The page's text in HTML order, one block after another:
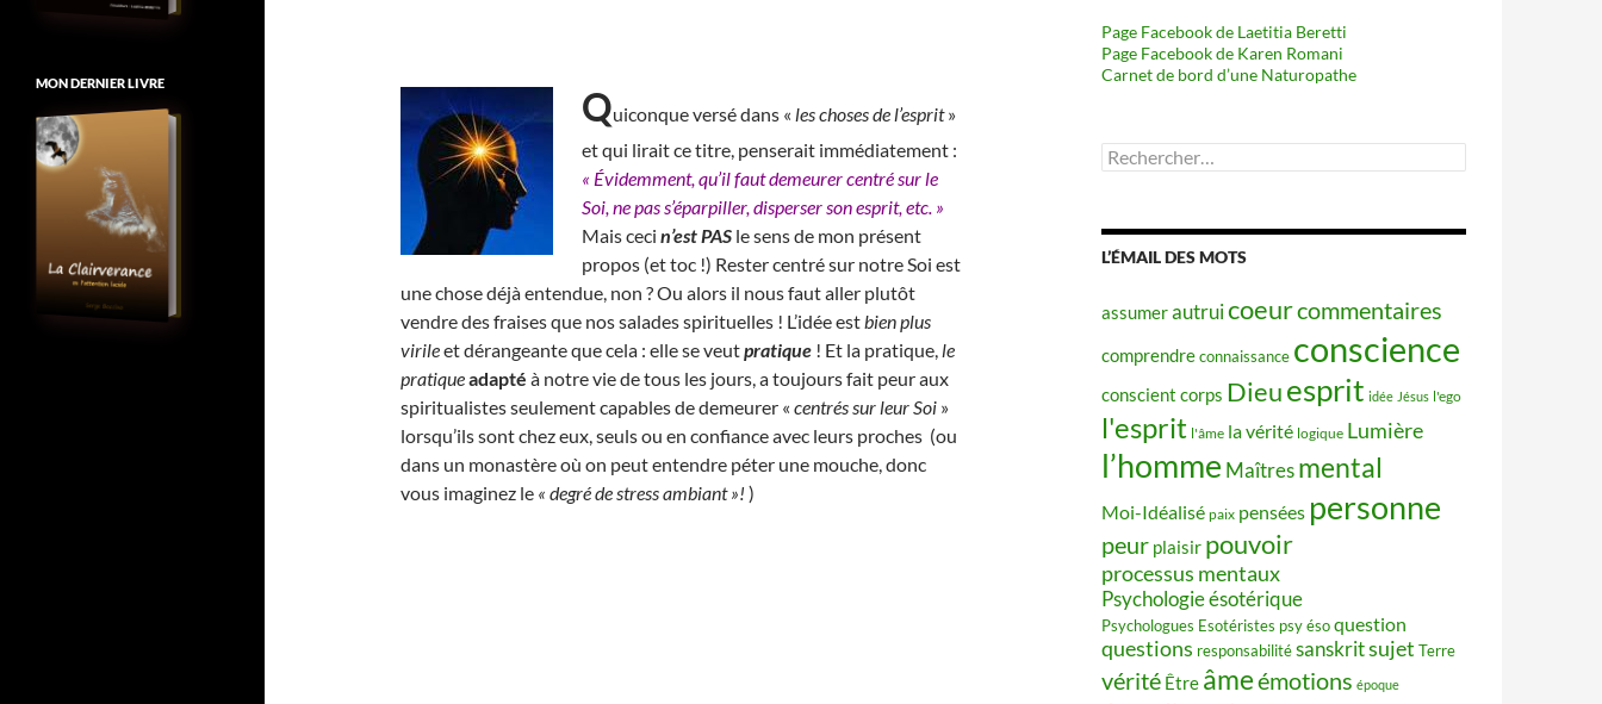
Quiconque versé dans « les choses de l’esprit»
et qui lirait ce titre, penserait immédiatement :
« Évidemment, qu’il faut demeurer centré sur le
Soi, ne pas s’éparpiller, disperser son esprit, etc. »
Mais ceci n’est PAS le sens de mon présent
propos (et toc !) Rester centré sur notre Soi est
une chose déjà entendue, non ? Ou alors il nous faut aller plutôt
vendre des fraises que nos salades spirituelles ! L’idée estbien plus
virileet dérangeante que cela : elle se veutpratique ! Et la pratique, le
pratiqueadapté à notre vie de tous les jours, a toujours fait peur aux
spiritualistes seulement capables de demeurer « centrés sur leur Soi »
lorsqu’ils sont chez eux, seuls ou en confiance avec leurs proches (ou
dans un monastère où on peut entendre péter une mouche, donc
vous imaginez le « degré de stress ambiant »! )
Page Facebook de Laetitia Beretti
Page Facebook de Karen Romani
Carnet de bord d’une Naturopathe
Rechercher :
L’ÉMAIL DES MOTS
assumerautruicoeurcommentaires
comprendreconnaissance conscience
conscient corps Dieuesprit idée Jésus l'ego
l'esprit l'âme la vérité logique Lumière
l’homme Maîtres mental
Moi-Idéalisé paix pensées personne
peur plaisir pouvoir
processus mentaux
Psychologie ésotérique
Psychologues Esotéristes psy ésoquestion
questions responsabilitésanskritsujet Terre
vérité Être âmeémotions époque
MON DERNIER LIVRE